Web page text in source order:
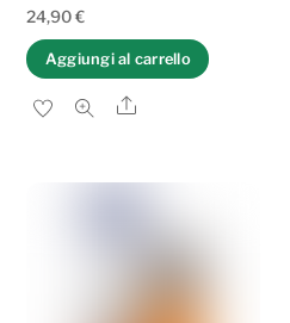
24,90€
Aggiungi al carrello
Share